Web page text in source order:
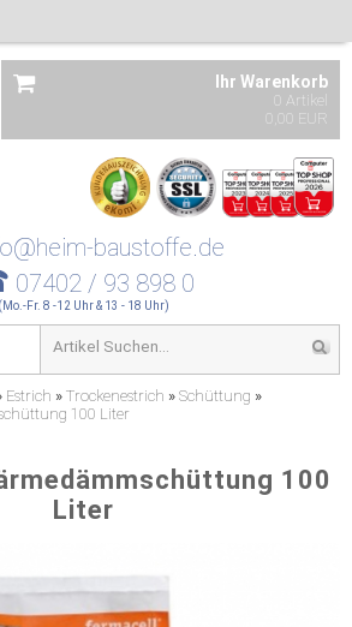
Ihr Warenkorb
0 Artikel
0,00 EUR
baustoffe.de
07402 / 93 898 0
(Mo.-Fr. 8 -12 Uhr & 13 - 18 Uhr)
Estrich » Trockenestrich » Schüttung »
100 Liter
100
Liter